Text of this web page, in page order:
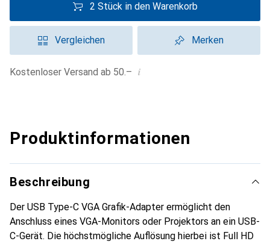
2 Stück in den Warenkorb
Vergleichen Merken
Kostenloser Versand ab 50.– i
Produktinformationen
Beschreibung
Der USB Type-C VGA Grafik-Adapter ermöglicht den
Anschluss eines VGA-Monitors oder Projektors an ein USB-
C-Gerät. Die höchstmögliche Auflösung hierbei ist Full HD